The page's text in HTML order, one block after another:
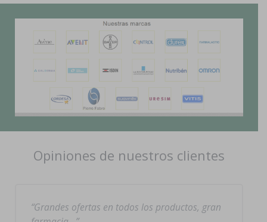
Opiniones de nuestros clientes
Grandes ofertas en todos los productos, gran